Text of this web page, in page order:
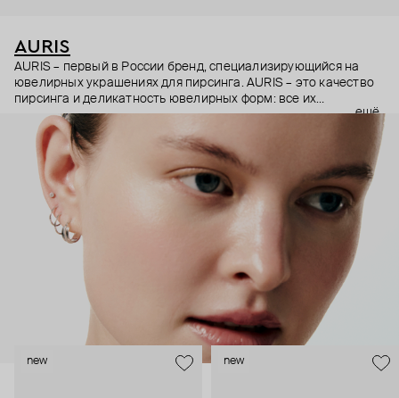
AURIS
AURIS – первый в России бренд, специализирующийся на
ювелирных украшениях для пирсинга. AURIS – это качество
пирсинга и деликатность ювелирных форм: все их
украшения ручной работы. В процессе создания участвуют
как профессиональные пирсеры (они отвечают за
безопасность и эргономичность пирсинга), так и ювелирные
стилисты (благодаря им дизайн соответствует трендам, а
украшения легко сочетаются между собой).
Украшения AURIS – для тех, кто открыто выражает себя, но
делает это интеллигентно и по-взрослому.
ещё
new new